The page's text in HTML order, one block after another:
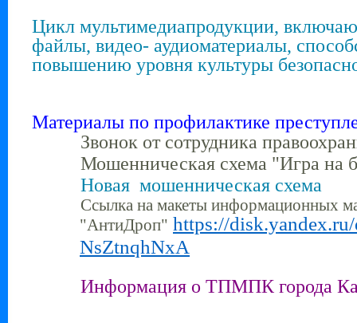
Цикл мультимедиапродукции,
файлы, видео- аудиоматериалы,
повышению уровня культуры
Материалы по профилактике
Звонок от сотрудника
Мошенническая схема "Игра на
Новая мошенническая схема
Ссылка на макеты информационных
"АнтиДроп" https://
NsZtnqhNxA
Информация о ТПМПК города